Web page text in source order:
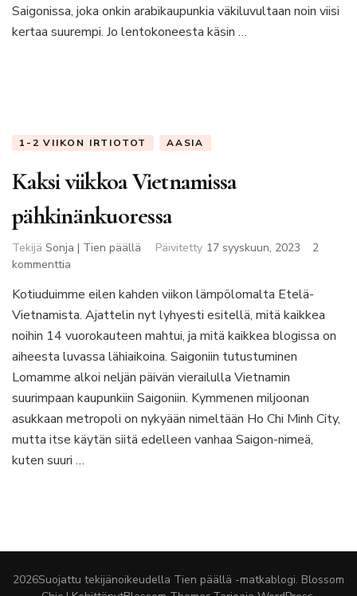
Saigonissa, joka onkin arabikaupunkia väkiluvultaan noin viisi
kertaa suurempi. Jo lentokoneesta käsin …
1-2 VIIKON IRTIOTOT AASIA
Kaksi viikkoa Vietnamissa
pähkinänkuoressa
Tekijä Sonja | Tien päällä Päivitetty 17 syyskuun, 2023
2
kommenttia
viikkoa
Vietnamissa
pähkinänkuoressa
Kotiuduimme eilen kahden viikon lämpölomalta Etelä-
Vietnamista. Ajattelin nyt lyhyesti esitellä, mitä kaikkea
noihin 14 vuorokauteen mahtui, ja mitä kaikkea blogissa on
aiheesta luvassa lähiaikoina. Saigoniin tutustuminen
Lomamme alkoi neljän päivän vierailulla Vietnamin
suurimpaan kaupunkiin Saigoniin. Kymmenen miljoonan
asukkaan metropoli on nykyään nimeltään Ho Chi Minh City,
mutta itse käytän siitä edelleen vanhaa Saigon-nimeä,
kuten suuri …
2026Suojattu tekijänoikeudella Tien päällä -matkablogi. Blossom